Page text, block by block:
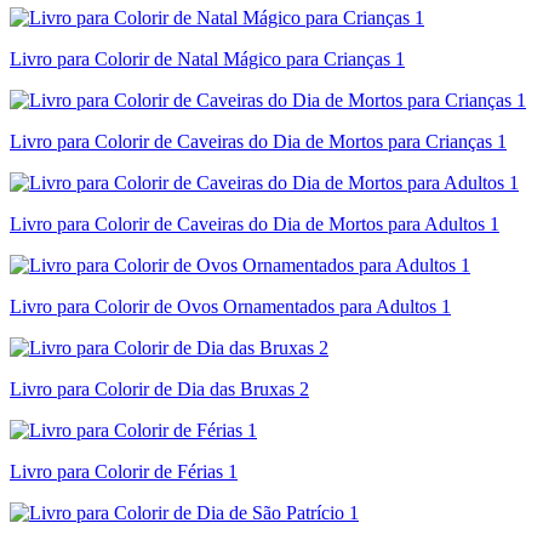
Livro para Colorir de Natal Mágico para Crianças 1
Livro para Colorir de Caveiras do Dia de Mortos para Crianças 1
Livro para Colorir de Caveiras do Dia de Mortos para Adultos 1
Livro para Colorir de Ovos Ornamentados para Adultos 1
Livro para Colorir de Dia das Bruxas 2
Livro para Colorir de Férias 1